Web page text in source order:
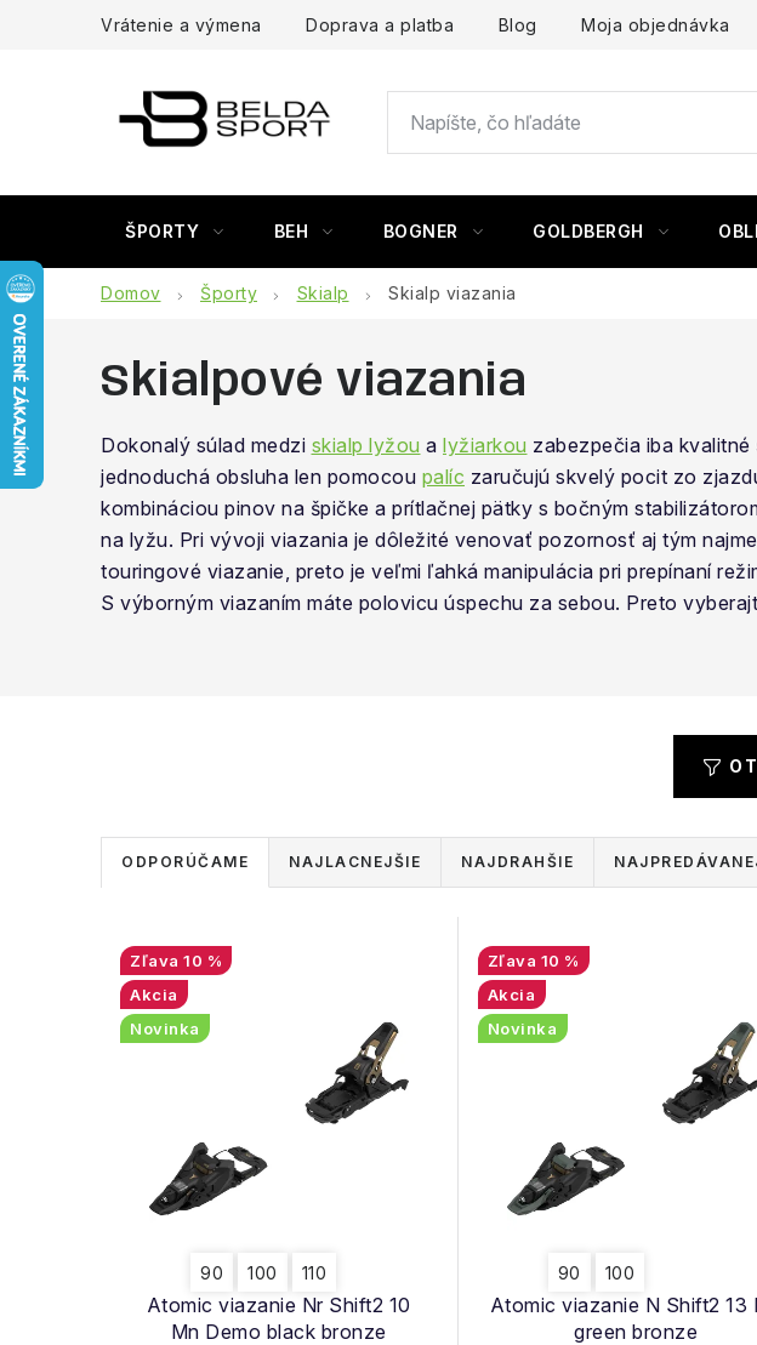
Vrátenie a výmena Doprava a platba Blog Moja objednávka
ŠPORTY BEH BOGNER GOLDBERGH
Domov Športy Skialp Skialp viazania
Skialpové viazania
Dokonalý súlad medzi skialp lyžou a lyžiarkou zabezpečia iba kvalitné
jednoduchá obsluha len pomocou palíc zaručujú skvelý pocit zo
kombináciou pinov na špičke a prítlačnej pätky s bočným
na lyžu. Pri vývoji viazania je dôležité venovať pozornosť aj tým
touringové viazanie, preto je veľmi ľahká manipulácia pri prepínaní
S výborným viazaním máte polovicu úspechu za sebou. Preto
R
d
e
n
ODPORÚČAME NAJLACNEJŠIE NAJDRAHŠIE
V
ý
Atomic viazanie Nr Shift2 10
Mn Demo black bronze
10 %
Akcia
Novinka
90 100 110
Atomic viazanie N Shift2 13
green bronze
10 %
Akcia
Novinka
90 100